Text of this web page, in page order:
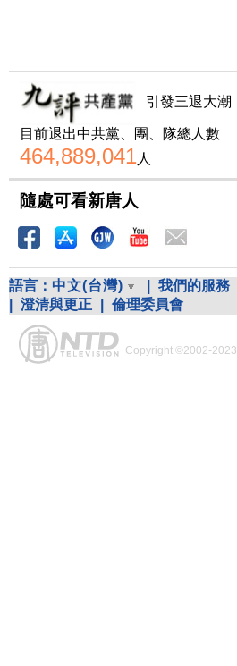
引發三退大潮
目前退出中共黨、團、隊總人數
464,889,041人
隨處可看新唐人
語言： 中文(台灣) 我們的服務
澄清與更正 倫理委員會
Copyright ©2002-2023